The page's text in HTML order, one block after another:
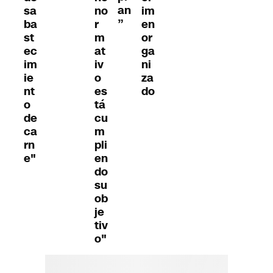
sa
ba
st
ec
im
ie
nt
o
de
ca
rn
e"
no
r
m
at
iv
o
es
tá
cu
m
pli
en
do
su
ob
je
tiv
o"
an
”
im
en
or
ga
ni
za
do